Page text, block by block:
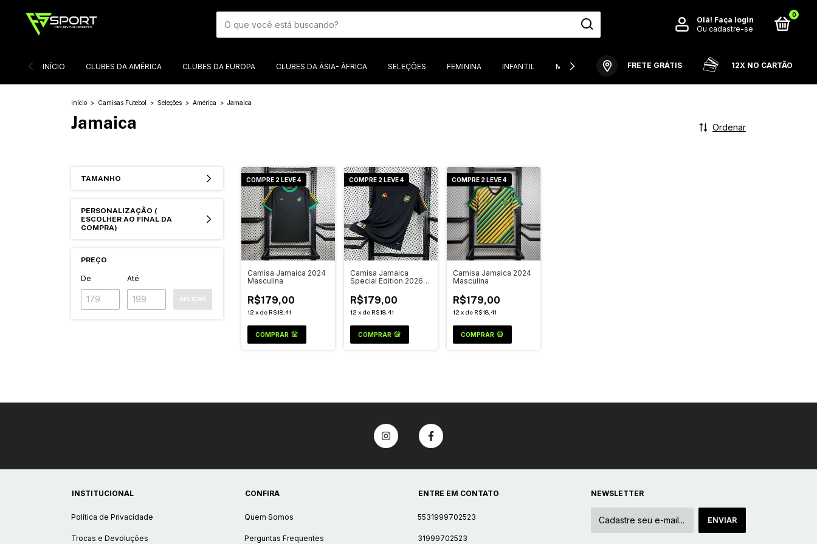
Olá! Faça login
Ou cadastre-se
0
INÍCIO CLUBES DA AMÉRICA CLUBES DA EUROPA CLUBES DA ÁSIA- ÁFRICA SELEÇÕES FEMININA INFANTIL MODELO PLAYER RETRÔ VISTA SEU CRAQUE FAVORITO
FRETE GRÁTIS 12X NO CARTÃO
Início > Camisas Futebol > Seleções > América > Jamaica
Jamaica Ordenar
TAMANHO
PERSONALIZAÇÃO (
ESCOLHER AO FINAL DA
COMPRA)
PREÇO
De Até
APLICAR
COMPRE 2 LEVE 4
Camisa Jamaica 2024
Masculina
R$179,00
12 x de R$18,41
COMPRAR
COMPRE 2 LEVE 4
Camisa Jamaica
Special Edition 2026
R$179,00
12 x de R$18,41
COMPRAR
COMPRE 2 LEVE 4
Camisa Jamaica 2024
Masculina
R$179,00
12 x de R$18,41
COMPRAR
INSTITUCIONAL
Política de Privacidade
Trocas e Devoluções
CONFIRA
Quem Somos
Perguntas Frequentes
ENTRE EM CONTATO
5531999702523
31999702523
NEWSLETTER